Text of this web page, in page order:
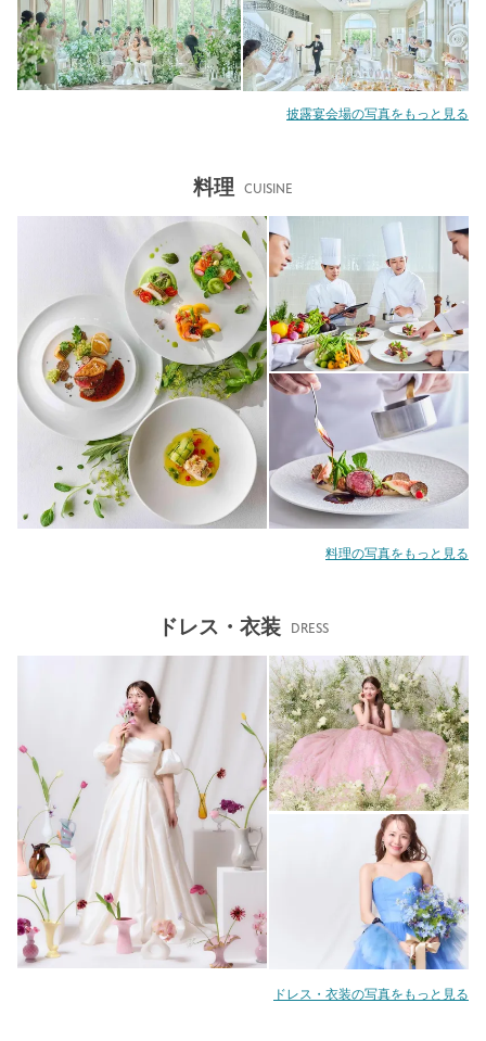
披露宴会場の写真をもっと見る
料理 CUISINE
料理の写真をもっと見る
ドレス・衣装 DRESS
ドレス・衣装の写真をもっと見る